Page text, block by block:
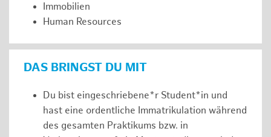
Immobilien
Human Resources
DAS BRINGST DU MIT
Du bist eingeschriebene*r Student*in und
hast eine ordentliche Immatrikulation während
des gesamten Praktikums bzw. in